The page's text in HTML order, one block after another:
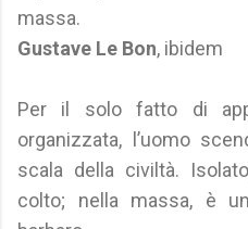
massa.
Gustave Le Bon, ibidem
Per il solo fatto di
organizzata, l’uomo
scala della civiltà.
colto; nella massa, è